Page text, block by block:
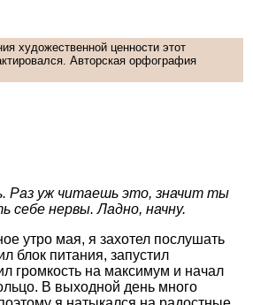
художественной ценности этот
Авторская орфография
Раз уж читаешь это, значит ты
нервы. Ладно, начну.
утро мая, я захотел послушать
блок питания, запустил
громкость на максимум и начал
В выходной день много